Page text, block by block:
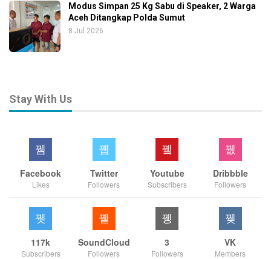
Modus Simpan 25 Kg Sabu di Speaker, 2 Warga
Aceh Ditangkap Polda Sumut
8 Jul 2026
Stay With Us
Facebook
Likes
Twitter
Followers
Youtube
Subscribers
Dribbble
Followers
117k
Subscribers
SoundCloud
Followers
3
Followers
VK
Members